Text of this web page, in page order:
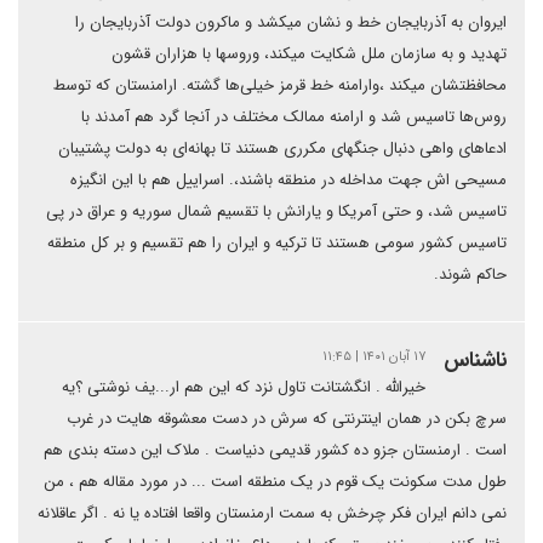
ایروان به آذربایجان خط و نشان میکشد و ماکرون دولت آذربایجان را
تهدید و به سازمان ملل شکایت میکند، وروسها با هزاران قشون
محافظتشان میکند ،وارامنه خط قرمز خیلی‌ها گشته. ارامنستان که توسط
روس‌ها تاسیس شد و ارامنه ممالک مختلف در آنجا گرد هم آمدند با
ادعاهای واهی دنبال جنگهای مکرری هستند تا بهانه‌ای به دولت پشتیبان
مسیحی اش جهت مداخله در منطقه باشند،. اسراییل هم با این انگیزه
تاسیس شد، و حتی آمریکا و یارانش با تقسیم شمال سوریه و عراق در پی
تاسیس کشور سومی هستند تا ترکیه و ایران را هم تقسیم و بر کل منطقه
حاکم شوند.
ناشناس ۱۷ آبان ۱۴۰۱ | ۱۱:۴۵
خیرالله . انگشتانت تاول نزد که این هم ار...یف نوشتی ؟یه
سرچ بکن در همان اینترنتی که سرش در دست معشوقه هایت در غرب
است . ارمنستان جزو ده کشور قدیمی دنیاست . ملاک این دسته بندی هم
طول مدت سکونت یک قوم در یک منطقه است ... در مورد مقاله هم ، من
نمی دانم ایران فکر چرخش به سمت ارمنستان واقعا افتاده یا نه . اگر عاقلانه